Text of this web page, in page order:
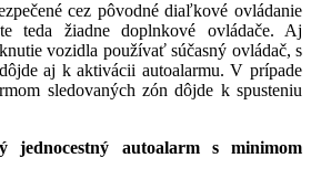
cez pôvodné diaľkové ovládanie
teda žiadne doplnkové ovládače. Aj
vozidla používať súčasný ovládač, s
aj k aktivácii autoalarmu. V prípade
sledovaných zón dôjde k spusteniu
jednocestný autoalarm s minimom